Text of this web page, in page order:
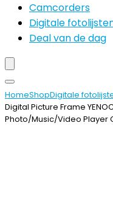
Camcorders
Digitale
Deal van de dag
HomeShopDigitale
Digital Picture Frame
Photo/Music/Video Player